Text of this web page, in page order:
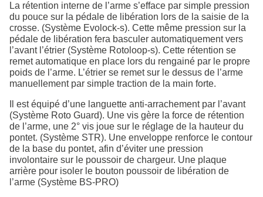
La rétention interne de l’arme s’efface par simple pression
du pouce sur la pédale de libération lors de la saisie de la
crosse. (Système Evolock-s). Cette même pression sur la
pédale de libération fera basculer automatiquement vers
l’avant l’étrier (Système Rotoloop-s). Cette rétention se
remet automatique en place lors du rengainé par le propre
poids de l’arme. L’étrier se remet sur le dessus de l’arme
manuellement par simple traction de la main forte.
Il est équipé d’une languette anti-arrachement par l’avant
(Système Roto Guard). Une vis gère la force de rétention
de l’arme, une 2° vis joue sur le réglage de la hauteur du
pontet. (Système STR). Une enveloppe renforce le contour
de la base du pontet, afin d’éviter une pression
involontaire sur le poussoir de chargeur. Une plaque
arrière pour isoler le bouton poussoir de libération de
l’arme (Système BS-PRO)